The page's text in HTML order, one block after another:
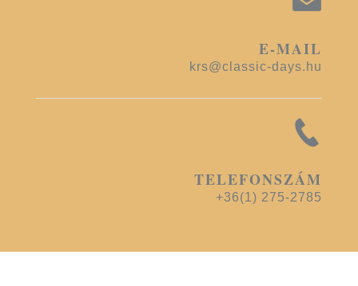
E-MAIL
krs@classic-days.hu
TELEFONSZÁM
+36(1) 275-2785